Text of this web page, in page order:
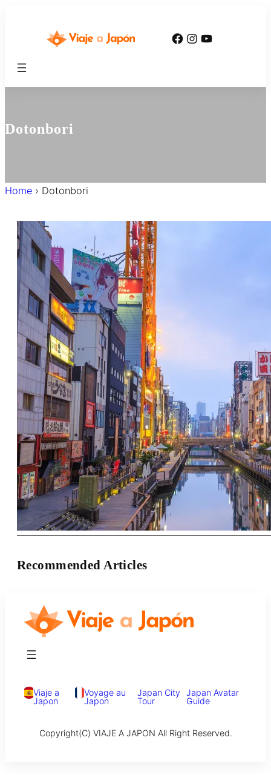
Facebook
Instagram
YouTube
Dotonbori
Home › Dotonbori
Recommended Articles
Viaje a
Japon
Voyage au
Japon
Japan City
Tour
Japan Avatar
Guide
Copyright(C) VIAJE A JAPON All Right Reserved.